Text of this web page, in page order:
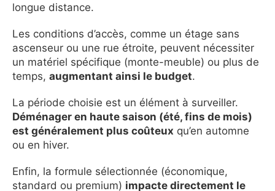
longue distance.
Les conditions d’accès, comme un étage sans
ascenseur ou une rue étroite, peuvent nécessiter
un matériel spécifique (monte-meuble) ou plus de
temps, augmentant ainsi le budget.
La période choisie est un élément à surveiller.
Déménager en haute saison (été, fins de mois)
est généralement plus coûteux qu’en automne
ou en hiver.
Enfin, la formule sélectionnée (économique,
standard ou premium) impacte directement le